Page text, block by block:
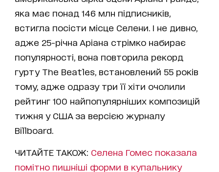
яка має понад 146 млн підписників,
встигла посісти місце Селени. І не дивно,
адже 25-річна Аріана стрімко набирає
популярності, вона повторила рекорд
гурту The Beatles, встановлений 55 років
тому, адже одразу три її хіти очолили
рейтинг 100 найпопулярніших композицій
тижня у США за версією журналу
Billboard.
ЧИТАЙТЕ ТАКОЖ: Селена Гомес показала
помітно пишніші форми в купальнику